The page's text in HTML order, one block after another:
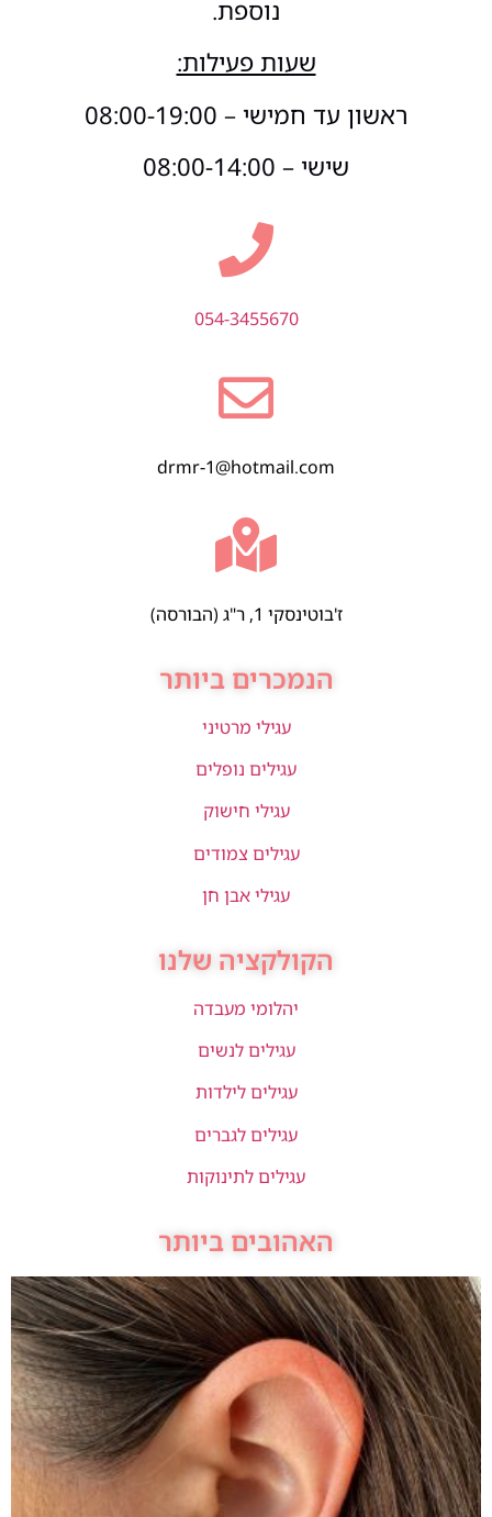
נוספת.
שעות פעילות:
ראשון עד חמישי – 08:00-19:00
שישי – 08:00-14:00
054-3455670
drmr-1@hotmail.com
ז'בוטינסקי 1, ר"ג (הבורסה)
הנמכרים ביותר
עגילי מרטיני
עגילים נופלים
עגילי חישוק
עגילים צמודים
עגילי אבן חן
הקולקציה שלנו
יהלומי מעבדה
עגילים לנשים
עגילים לילדות
עגילים לגברים
עגילים לתינוקות
האהובים ביותר